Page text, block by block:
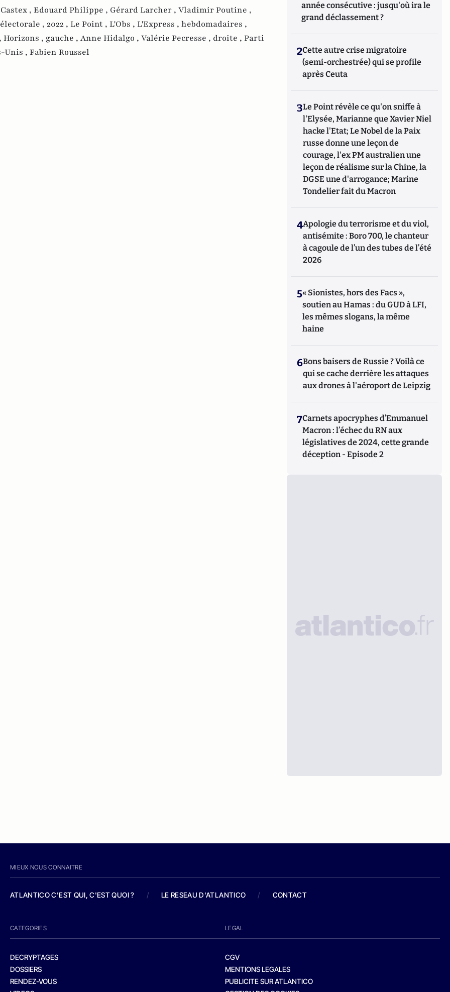
, Edouard Philippe , Gérard Larcher , Vladimir Poutine ,
, 2022 , Le Point , L'Obs , L'Express , hebdomadaires ,
Horizons , gauche , Anne Hidalgo , Valérie Pecresse , droite , Parti
Unis , Fabien Roussel
année consécutive : jusqu'où ira le
grand déclassement ?
2Cette autre crise migratoire
(semi-orchestrée) qui se profile
après Ceuta
3Le Point révèle ce qu'on sniffe à
l'Elysée, Marianne que Xavier Niel
hacke l'Etat; Le Nobel de la Paix
russe donne une leçon de
courage, l'ex PM australien une
leçon de réalisme sur la Chine, la
DGSE une d'arrogance; Marine
Tondelier fait du Macron
4Apologie du terrorisme et du viol,
antisémite : Boro 700, le chanteur
à cagoule de l’un des tubes de l’été
2026
5« Sionistes, hors des Facs »,
soutien au Hamas : du GUD à LFI,
les mêmes slogans, la même
haine
6Bons baisers de Russie ? Voilà ce
qui se cache derrière les attaques
aux drones à l'aéroport de Leipzig
7Carnets apocryphes d’Emmanuel
Macron : l’échec du RN aux
législatives de 2024, cette grande
déception - Episode 2
MIEUX NOUS CONNAITRE
ATLANTICO C'EST QUI, C'EST QUOI ? / LE RESEAU D'ATLANTICO / CONTACT
CATEGORIES
DECRYPTAGES
DOSSIERS
RENDEZ-VOUS
LEGAL
CGV
MENTIONS LEGALES
PUBLICITE SUR ATLANTICO